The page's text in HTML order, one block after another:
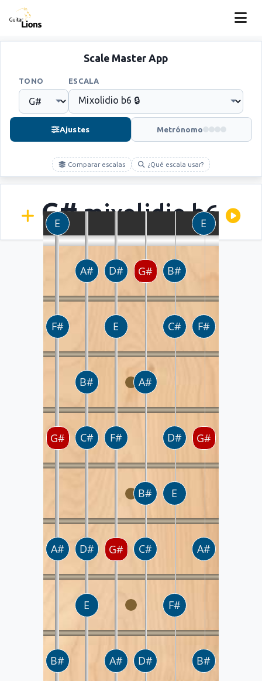
Scale Master App
TONO ESCALA
Ajustes Metrónomo
Comparar escalas ¿Qué escala usar?
G#mixolidio b6